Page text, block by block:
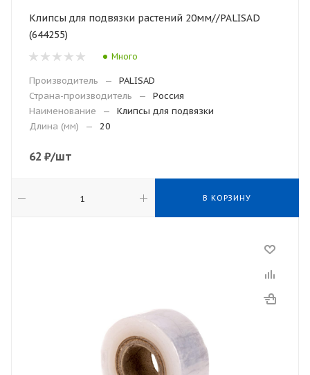
Клипсы для подвязки растений 20мм//PALISAD
(644255)
Много
Производитель —
PALISAD
Страна-производитель
—
Россия
Наименование
—
Клипсы для подвязки
Длина (мм)
— 20
62 ₽/шт
В КОРЗИНУ